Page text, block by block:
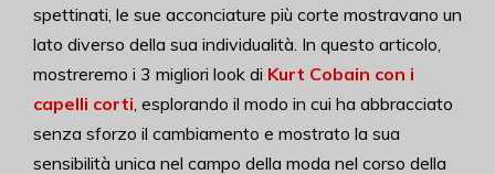
spettinati, le sue acconciature più corte mostravano un
lato diverso della sua individualità. In questo articolo,
mostreremo i 3 migliori look di Kurt Cobain con i
capelli corti, esplorando il modo in cui ha abbracciato
senza sforzo il cambiamento e mostrato la sua
sensibilità unica nel campo della moda nel corso della